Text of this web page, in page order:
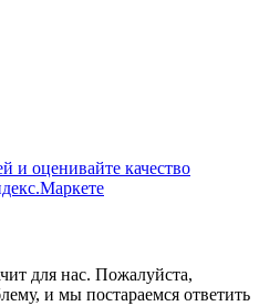
для нас. Пожалуйста,
и мы постараемся ответить